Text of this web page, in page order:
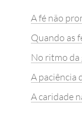
A fé não
Quando as
No ritmo da
A paciência
A caridade